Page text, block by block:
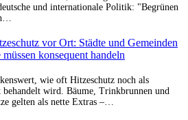
und internationale Politik: "Begrünen
vor Ort: Städte und Gemeinden
konsequent handeln
wie oft Hitzeschutz noch als
wird. Bäume, Trinkbrunnen und
gelten als nette Extras –…